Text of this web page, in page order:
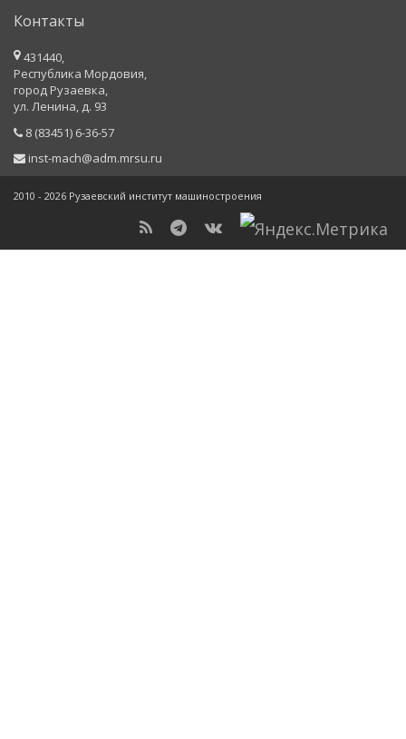
Контакты
431440,
Республика Мордовия,
город Рузаевка,
ул. Ленина, д. 93
8 (83451) 6-36-57
inst-mach@adm.mrsu.ru
2010 - 2026 Рузаевский институт машиностроения